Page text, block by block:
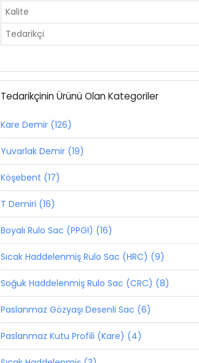
Kalite
Tedarikçi
Tedarikçinin Ürünü Olan Kategoriler
Kare Demir (126)
Yuvarlak Demir (19)
Köşebent (17)
T Demiri (16)
Boyalı Rulo Sac (PPGI) (16)
Sıcak Haddelenmiş Rulo Sac (HRC) (9)
Soğuk Haddelenmiş Rulo Sac (CRC) (8)
Paslanmaz Gözyaşı Desenli Sac (6)
Paslanmaz Kutu Profili (Kare) (4)